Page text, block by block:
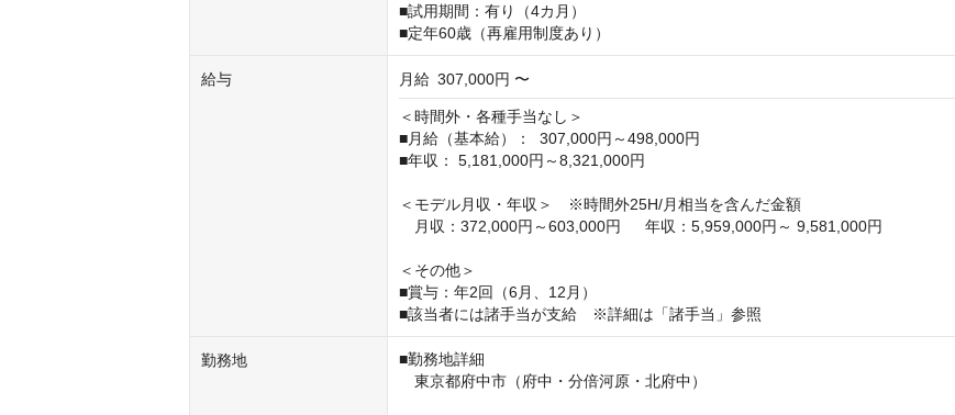
■試用期間：有り（4カ月）
■定年60歳（再雇用制度あり）
給与 月給 307,000円 〜
＜時間外・各種手当なし＞
■月給（基本給）：  307,000円～498,000円
■年収： 5,181,000円～8,321,000円
＜モデル月収・年収＞　※時間外25H/月相当を含んだ金額
月収：372,000円～603,000円  　年収：5,959,000円～ 9,581,000円
＜その他＞
■賞与：年2回（6月、12月）
■該当者には諸手当が支給　※詳細は「諸手当」参照
勤務地
■勤務地詳細
東京都府中市（府中・分倍河原・北府中）